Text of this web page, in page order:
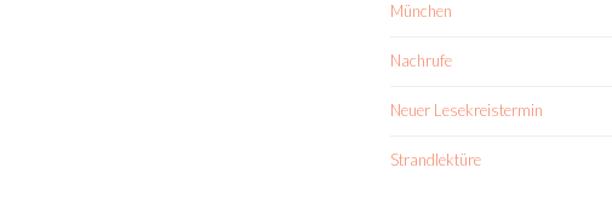
München
Nachrufe
Neuer Lesekreistermin
Strandlektüre